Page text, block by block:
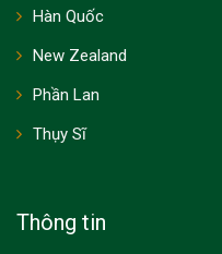
Hàn Quốc
New Zealand
Phần Lan
Thụy Sĩ
Thông tin